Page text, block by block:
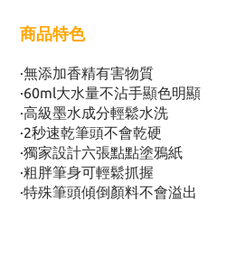
商品特色
·無添加香精有害物質
·60ml大水量不沾手顯色明顯
·高級墨水成分輕鬆水洗
·2秒速乾筆頭不會乾硬
·獨家設計六張點點塗鴉紙
·粗胖筆身可輕鬆抓握
·特殊筆頭傾倒顏料不會溢出